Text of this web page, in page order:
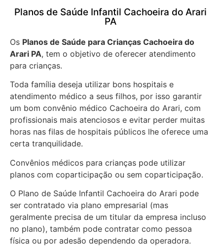
Planos de Saúde Infantil Cachoeira do Arari
PA
Os Planos de Saúde para Crianças Cachoeira do
Arari PA, tem o objetivo de oferecer atendimento
para crianças.
Toda família deseja utilizar bons hospitais e
atendimento médico a seus filhos, por isso garantir
um bom convênio médico Cachoeira do Arari, com
profissionais mais atenciosos e evitar perder muitas
horas nas filas de hospitais públicos lhe oferece uma
certa tranquilidade.
Convênios médicos para crianças pode utilizar
planos com coparticipação ou sem coparticipação.
O Plano de Saúde Infantil Cachoeira do Arari pode
ser contratado via plano empresarial (mas
geralmente precisa de um titular da empresa incluso
no plano), também pode contratar como pessoa
física ou por adesão dependendo da operadora.